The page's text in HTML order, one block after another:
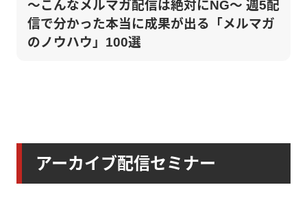
～こんなメルマガ配信は絶対にNG～ 週5配
信で分かった本当に成果が出る「メルマガ
のノウハウ」100選
アーカイブ配信セミナー